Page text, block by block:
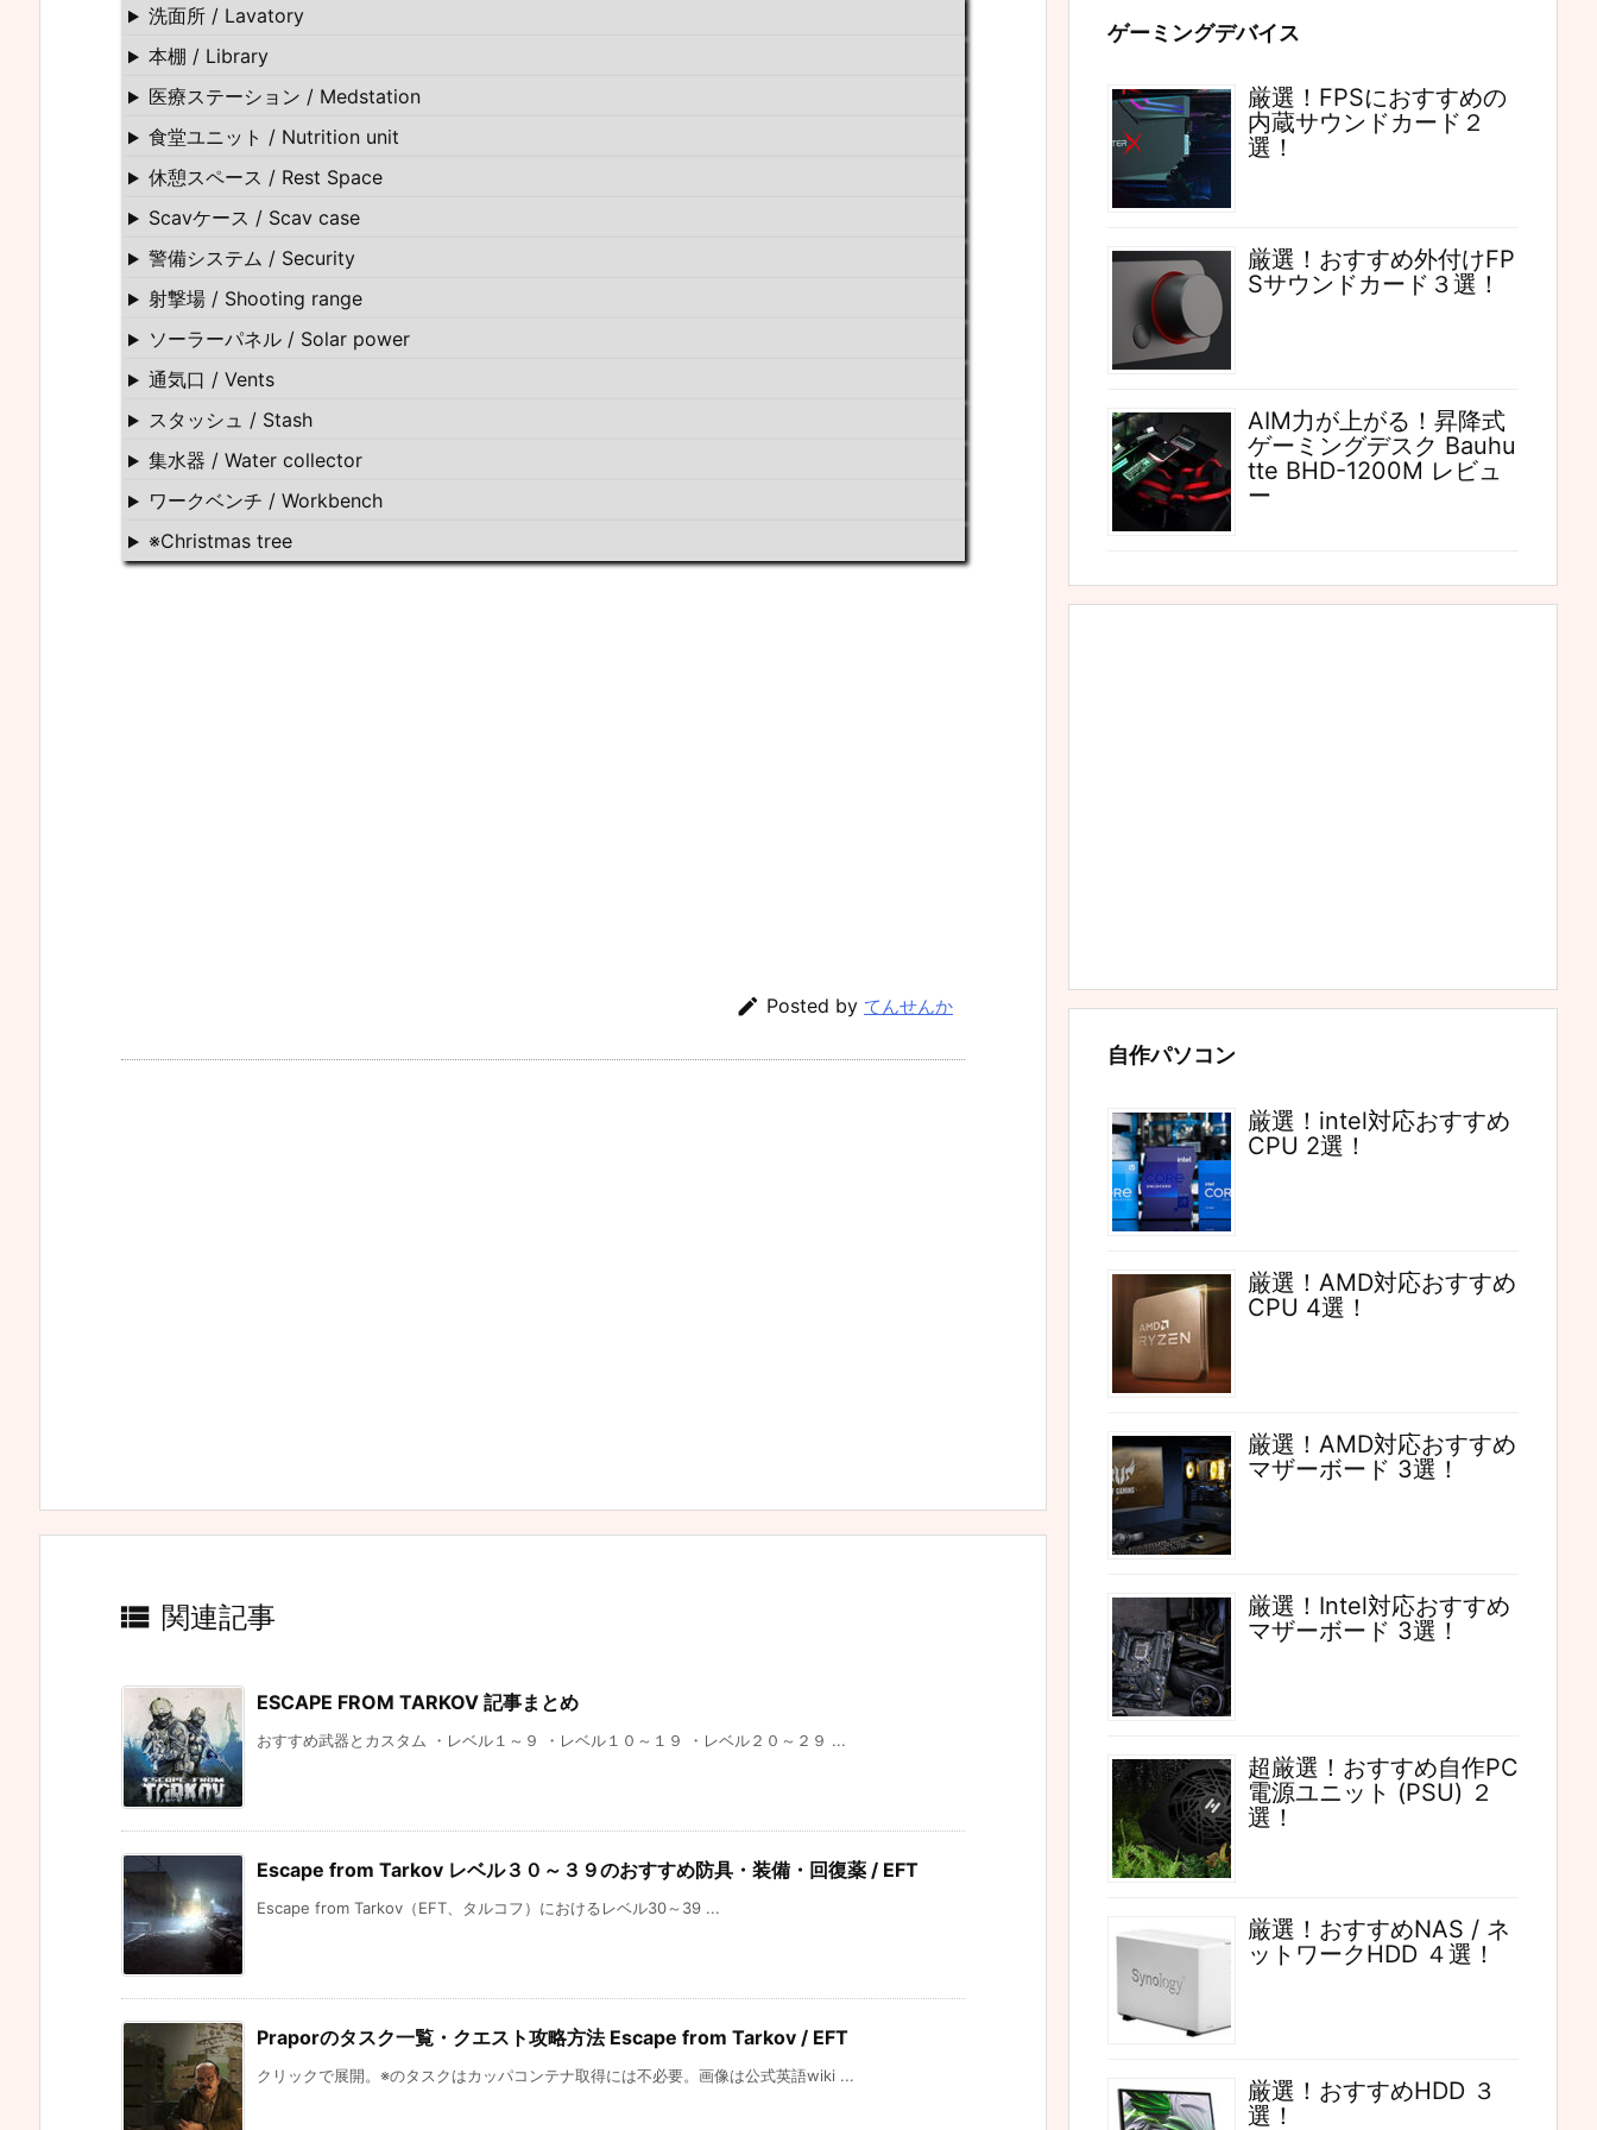
洗面所 / Lavatory
本棚 / Library
医療ステーション / Medstation
食堂ユニット / Nutrition unit
休憩スペース / Rest Space
Scavケース / Scav case
警備システム / Security
射撃場 / Shooting range
ソーラーパネル / Solar power
通気口 / Vents
スタッシュ / Stash
集水器 / Water collector
ワークベンチ / Workbench
※Christmas tree
 Posted by てんせんか
 関連記事
ESCAPE FROM TARKOV 記事まとめ
おすすめ武器とカスタム ・レベル１～９ ・レベル１０～１９ ・レベル２０～２９ ...
Escape from Tarkov レベル３０～３９のおすすめ防具・装備・回復薬 / EFT
Escape from Tarkov（EFT、タルコフ）におけるレベル30～39 ...
Praporのタスク一覧・クエスト攻略方法 Escape from Tarkov / EFT
クリックで展開。※のタスクはカッパコンテナ取得には不必要。画像は公式英語wiki ...
ゲーミングデバイス
厳選！FPSにおすすめの
内蔵サウンドカード２
選！
厳選！おすすめ外付けFP
Sサウンドカード３選！
AIM力が上がる！昇降式
ゲーミングデスク Bauhu
tte BHD-1200M レビュ
ー
自作パソコン
厳選！intel対応おすすめ
CPU 2選！
厳選！AMD対応おすすめ
CPU 4選！
厳選！AMD対応おすすめ
マザーボード 3選！
厳選！Intel対応おすすめ
マザーボード 3選！
超厳選！おすすめ自作PC
電源ユニット (PSU) ２
選！
厳選！おすすめNAS / ネ
ットワークHDD ４選！
厳選！おすすめHDD ３
選！